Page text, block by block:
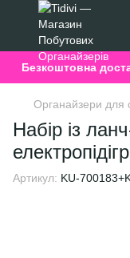
Безкоштовна
Органайзери для
Набір із
Артикул: KU-